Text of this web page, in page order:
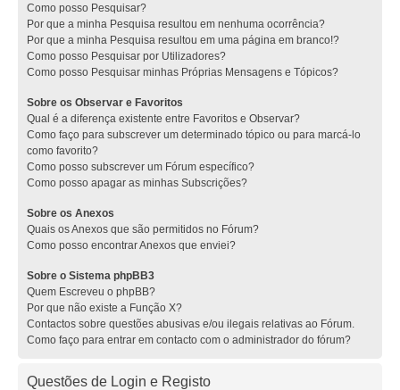
Como posso Pesquisar?
Por que a minha Pesquisa resultou em nenhuma ocorrência?
Por que a minha Pesquisa resultou em uma página em branco!?
Como posso Pesquisar por Utilizadores?
Como posso Pesquisar minhas Próprias Mensagens e Tópicos?
Sobre os Observar e Favoritos
Qual é a diferença existente entre Favoritos e Observar?
Como faço para subscrever um determinado tópico ou para marcá-lo
como favorito?
Como posso subscrever um Fórum específico?
Como posso apagar as minhas Subscrições?
Sobre os Anexos
Quais os Anexos que são permitidos no Fórum?
Como posso encontrar Anexos que enviei?
Sobre o Sistema phpBB3
Quem Escreveu o phpBB?
Por que não existe a Função X?
Contactos sobre questões abusivas e/ou ilegais relativas ao Fórum.
Como faço para entrar em contacto com o administrador do fórum?
Questões de Login e Registo